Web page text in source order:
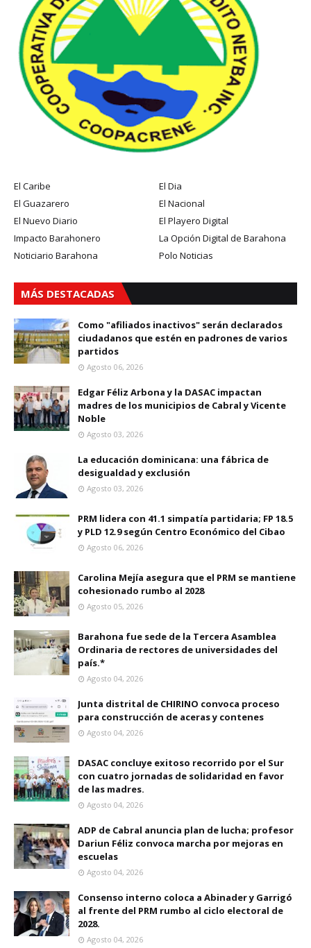
El Caribe
El Dia
El Guazarero
El Nacional
El Nuevo Diario
El Playero Digital
Impacto Barahonero
La Opción Digital de Barahona
Noticiario Barahona
Polo Noticias
MÁS DESTACADAS
Como "afiliados inactivos" serán declarados
ciudadanos que estén en padrones de varios
partidos
Agosto 06, 2026
Edgar Féliz Arbona y la DASAC impactan
madres de los municipios de Cabral y Vicente
Noble
Agosto 03, 2026
La educación dominicana: una fábrica de
desigualdad y exclusión
Agosto 03, 2026
PRM lidera con 41.1 simpatía partidaria; FP 18.5
y PLD 12.9 según Centro Económico del Cibao
Agosto 06, 2026
Carolina Mejía asegura que el PRM se mantiene
cohesionado rumbo al 2028
Agosto 05, 2026
Barahona fue sede de la Tercera Asamblea
Ordinaria de rectores de universidades del
país.*
Agosto 04, 2026
Junta distrital de CHIRINO convoca proceso
para construcción de aceras y contenes
Agosto 04, 2026
DASAC concluye exitoso recorrido por el Sur
con cuatro jornadas de solidaridad en favor
de las madres.
Agosto 04, 2026
ADP de Cabral anuncia plan de lucha; profesor
Dariun Féliz convoca marcha por mejoras en
escuelas
Agosto 04, 2026
Consenso interno coloca a Abinader y Garrigó
al frente del PRM rumbo al ciclo electoral de
2028.
Agosto 04, 2026